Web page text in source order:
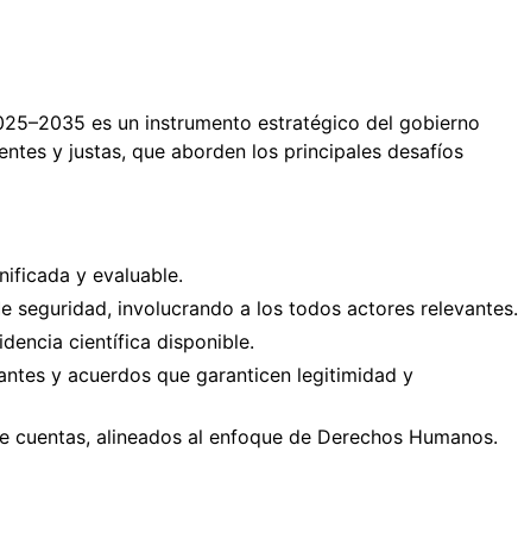
es un instrumento estratégico del gobierno
y justas, que aborden los principales desafíos
y evaluable.
seguridad, involucrando a los todos actores relevantes.
científica disponible.
y acuerdos que garanticen legitimidad y
alineados al enfoque de Derechos Humanos.